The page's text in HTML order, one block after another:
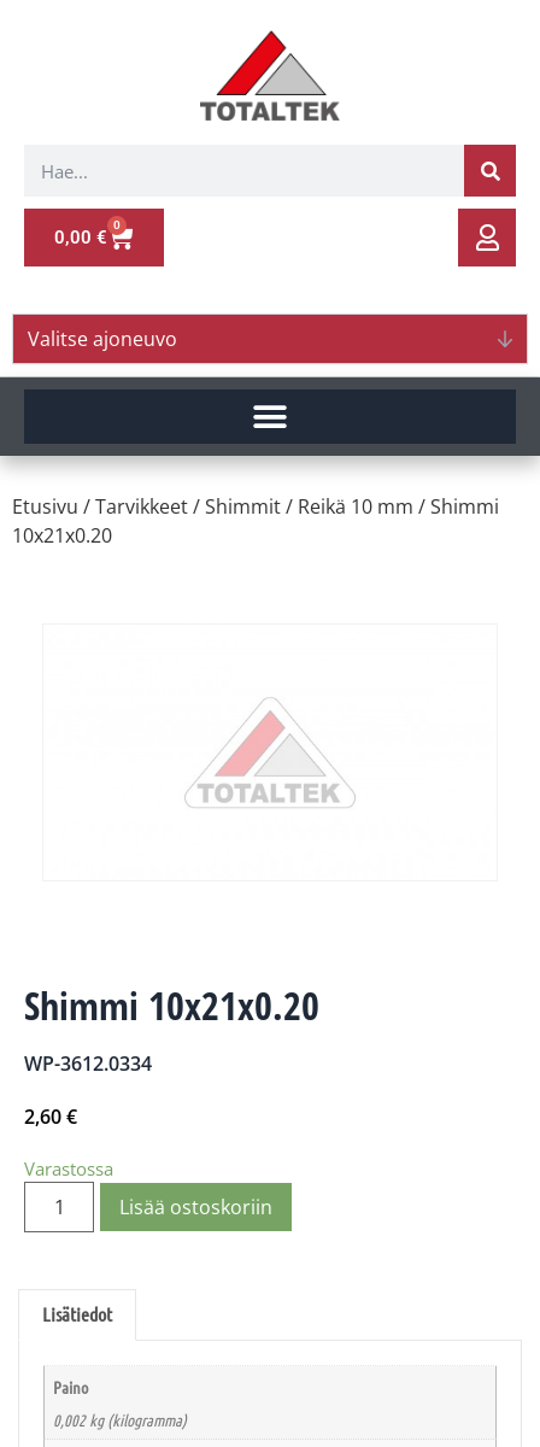
0,00 €
0
Valitse ajoneuvo
Etusivu /Tarvikkeet/Shimmit/ Reikä 10 mm / Shimmi
10x21x0.20
Shimmi 10x21x0.20
WP-3612.0334
2,60€
Varastossa
Lisää ostoskoriin
Lisätiedot
Paino
0,002 kg (kilogramma)